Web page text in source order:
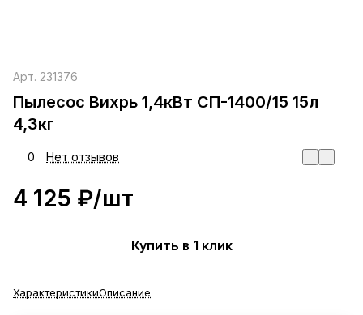
Арт. 231376
Пылесос Вихрь 1,4кВт СП-1400/15 15л
4,3кг
0 Нет отзывов
4 125 ₽/шт
Купить в 1 клик
ХарактеристикиОписание